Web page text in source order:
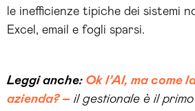
le inefficienze tipiche dei sistemi
Excel, email e fogli sparsi.
Leggi anche: Ok l’AI, ma come
azienda? – il gestionale è il